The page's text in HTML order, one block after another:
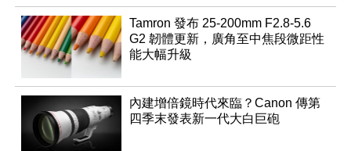
Tamron 發布 25-200mm F2.8-5.6
G2 韌體更新，廣角至中焦段微距性
能大幅升級
內建增倍鏡時代來臨？Canon 傳第
四季末發表新一代大白巨砲